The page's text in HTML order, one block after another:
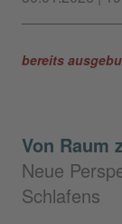
bereits
Von Raum
Neue
Schlafens